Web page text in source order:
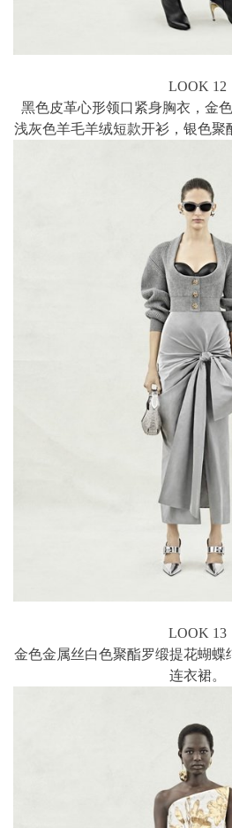
LOOK 12
黑色皮革心形领口紧身胸衣，金
浅灰色羊毛羊绒短款开衫，银色聚
LOOK 13
金色金属丝白色聚酯罗缎提花蝴蝶
连衣裙。